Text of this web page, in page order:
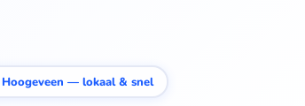
— lokaal & snel